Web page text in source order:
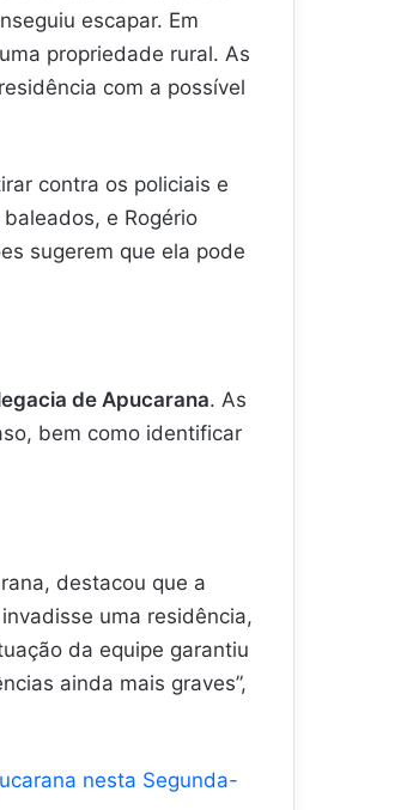
escapar. Em
propriedade rural. As
com a possível
contra os policiais e
e Rogério
sugerem que ela pode
de Apucarana. As
bem como identificar
destacou que a
uma residência,
da equipe garantiu
ainda mais graves”,
nesta Segunda-